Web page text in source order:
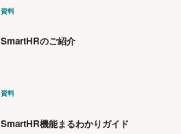
資料
SmartHRのご紹介
資料
SmartHR機能まるわかりガイド